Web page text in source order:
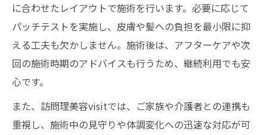
に合わせたレイアウトで施術を行います。必要に応じて
パッチテストを実施し、皮膚や髪への負担を最小限に抑
える工夫も欠かしません。施術後は、アフターケアや次
回の施術時期のアドバイスも行うため、継続利用でも安
心です。
また、訪問理美容visitでは、ご家族や介護者との連携も
重視し、施術中の見守りや体調変化への迅速な対応が可